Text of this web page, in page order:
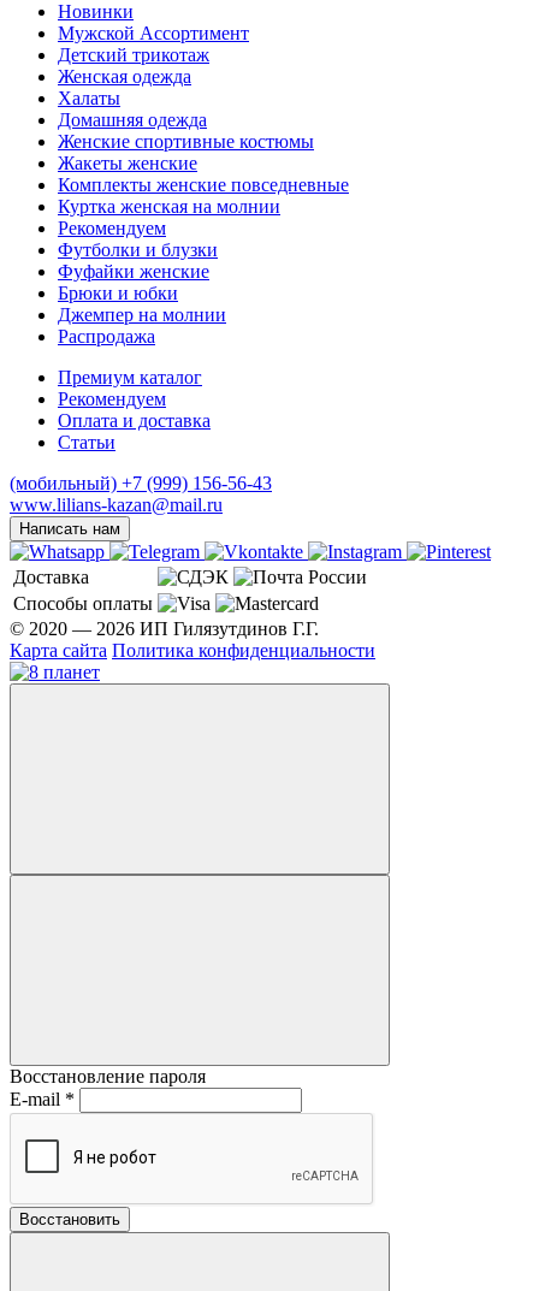
Новинки
Мужской Ассортимент
Детcкий трикотаж
Женская одежда
Халаты
Домашняя одежда
Женские спортивные костюмы
Жакеты женские
Комплекты женские повседневные
Куртка женская на молнии
Рекомендуем
Футболки и блузки
Фуфайки женские
Брюки и юбки
Джемпер на молнии
Распродажа
Премиум каталог
Рекомендуем
Оплата и доставка
Статьи
(мобильный) +7 (999) 156-56-43
www.lilians-kazan@mail.ru
Написать нам
Доставка
Способы оплаты
© 2020 — 2026 ИП Гилязутдинов Г.Г.
Карта сайта Политика конфиденциальности
Восстановление пароля
E-mail *
Восстановить